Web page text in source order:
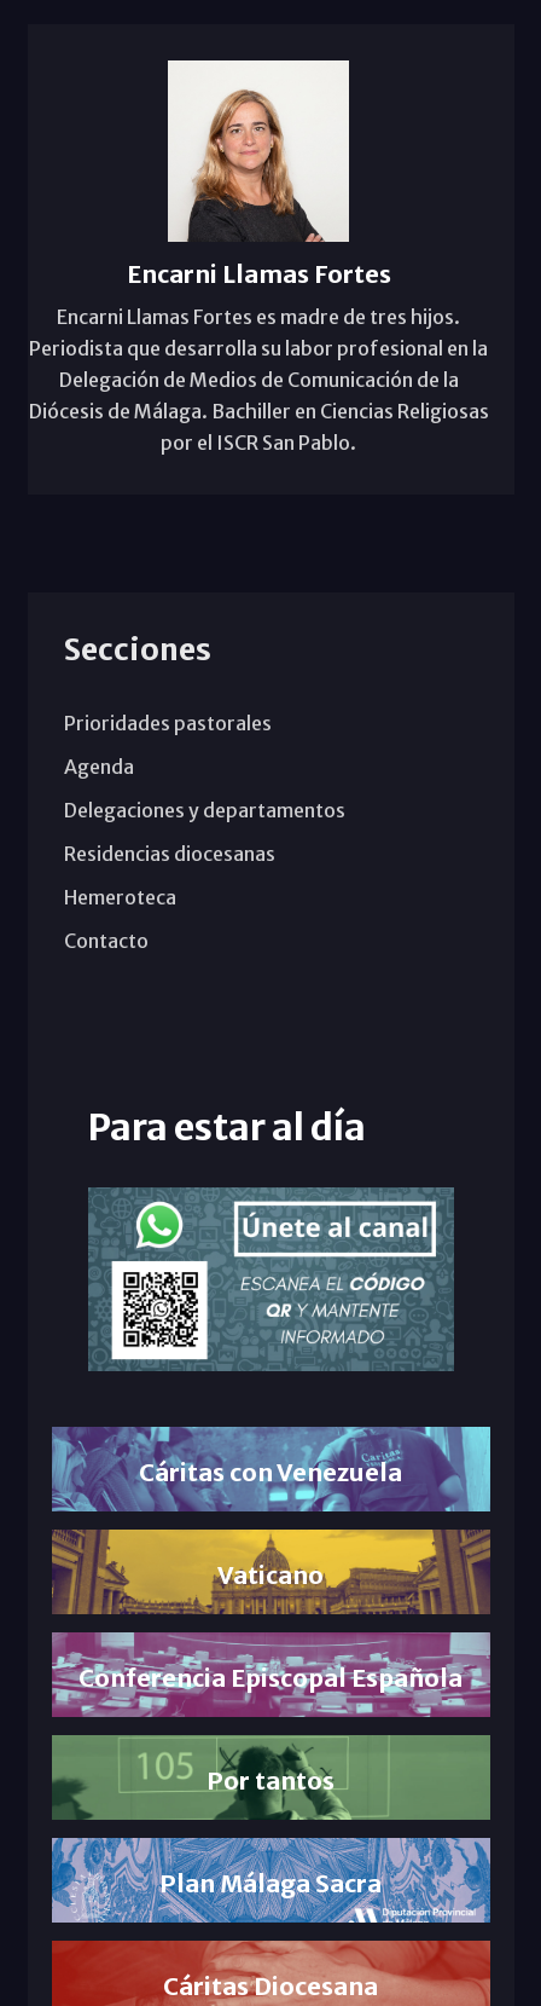
Encarni Llamas Fortes
Encarni Llamas Fortes es madre de tres hijos.
Periodista que desarrolla su labor profesional en la
Delegación de Medios de Comunicación de la
Diócesis de Málaga. Bachiller en Ciencias Religiosas
por el ISCR San Pablo.
Secciones
Prioridades pastorales
Agenda
Delegaciones y departamentos
Residencias diocesanas
Hemeroteca
Contacto
Para estar al día
Cáritas con Venezuela
Vaticano
Conferencia Episcopal Española
Por tantos
Plan Málaga Sacra
Cáritas Diocesana